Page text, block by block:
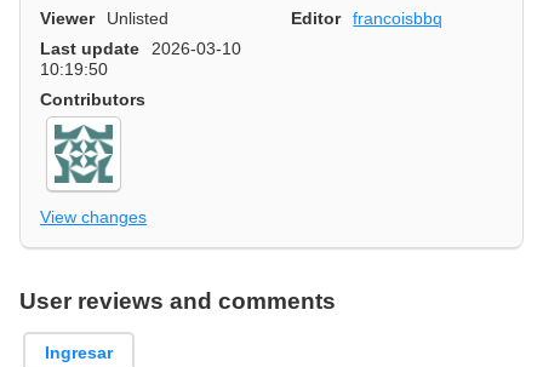
Viewer
Unlisted Editor
francoisbbq
Last update
2026-03-10
10:19:50
Contributors
View changes
User reviews and comments
Ingresar